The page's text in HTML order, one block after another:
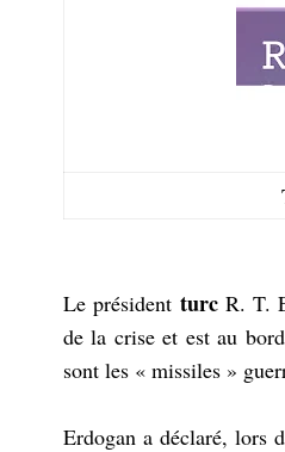
Le président turcR. T.
de la crise et est au
sont les « missiles »
Erdogan a déclaré, lors